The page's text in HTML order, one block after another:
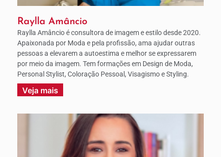
Raylla Amâncio
Raylla Amâncio é consultora de imagem e estilo desde 2020.
Apaixonada por Moda e pela profissão, ama ajudar outras
pessoas a elevarem a autoestima e melhor se expressarem
por meio da imagem. Tem formações em Design de Moda,
Personal Stylist, Coloração Pessoal, Visagismo e Styling.
Veja mais